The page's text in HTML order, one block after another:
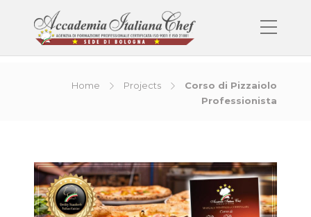
Home Projects
Corso di Pizzaiolo
Professionista